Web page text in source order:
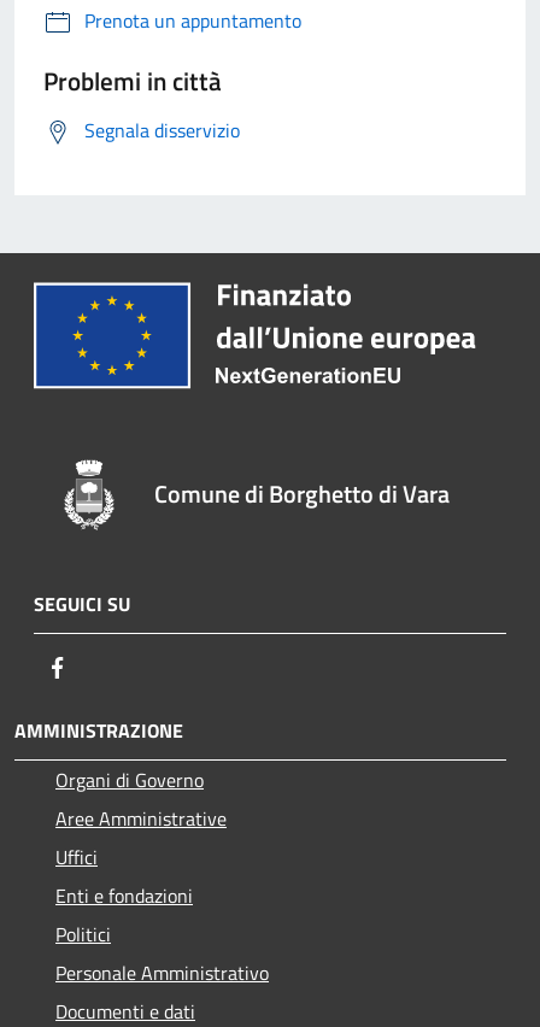
Prenota un appuntamento
Problemi in città
Segnala disservizio
Comune di Borghetto di Vara
SEGUICI SU
AMMINISTRAZIONE
Organi di Governo
Aree Amministrative
Uffici
Enti e fondazioni
Politici
Personale Amministrativo
Documenti e dati